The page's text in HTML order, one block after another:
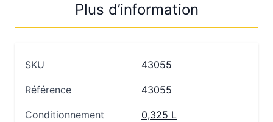
Plus d’information
SKU 43055
Référence 43055
Conditionnement 0,325 L